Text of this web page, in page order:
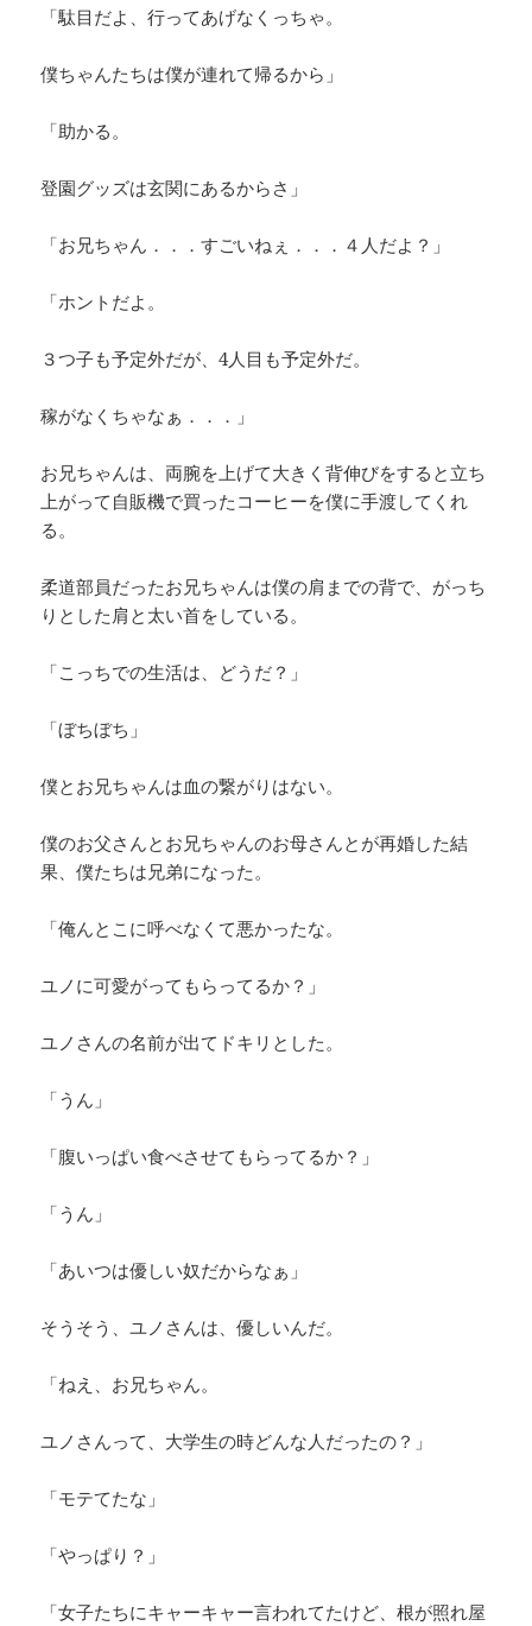
「駄目だよ、行ってあげなくっちゃ。
僕ちゃんたちは僕が連れて帰るから」
「助かる。
登園グッズは玄関にあるからさ」
「お兄ちゃん．．．すごいねぇ．．．４人だよ？」
「ホントだよ。
３つ子も予定外だが、4人目も予定外だ。
稼がなくちゃなぁ．．．」
お兄ちゃんは、両腕を上げて大きく背伸びをすると立ち
上がって自販機で買ったコーヒーを僕に手渡してくれ
る。
柔道部員だったお兄ちゃんは僕の肩までの背で、がっち
りとした肩と太い首をしている。
「こっちでの生活は、どうだ？」
「ぼちぼち」
僕とお兄ちゃんは血の繋がりはない。
僕のお父さんとお兄ちゃんのお母さんとが再婚した結
果、僕たちは兄弟になった。
「俺んとこに呼べなくて悪かったな。
ユノに可愛がってもらってるか？」
ユノさんの名前が出てドキリとした。
「うん」
「腹いっぱい食べさせてもらってるか？」
「うん」
「あいつは優しい奴だからなぁ」
そうそう、ユノさんは、優しいんだ。
「ねえ、お兄ちゃん。
ユノさんって、大学生の時どんな人だったの？」
「モテてたな」
「やっぱり？」
「女子たちにキャーキャー言われてたけど、根が照れ屋